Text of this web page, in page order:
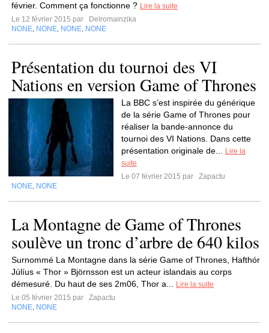
février. Comment ça fonctionne ? Lire la suite
Le 12 février 2015 par
Delromainzika
NONE NONE NONE NONE
Présentation du tournoi des VI
Nations en version Game of Thrones
La BBC s’est inspirée du générique
de la série Game of Thrones pour
réaliser la bande-annonce du
tournoi des VI Nations. Dans cette
présentation originale de...
Lire la
suite
Le 07 février 2015 par
Zapactu
NONE NONE
La Montagne de Game of Thrones
soulève un tronc d’arbre de 640 kilos
Surnommé La Montagne dans la série Game of Thrones, Hafthór
Júlíus « Thor » Björnsson est un acteur islandais au corps
démesuré. Du haut de ses 2m06, Thor a...
Lire la suite
Le 05 février 2015 par
Zapactu
NONE NONE